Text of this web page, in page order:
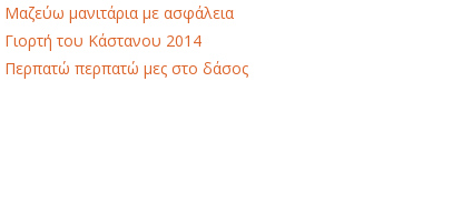
Μαζεύω μανιτάρια με ασφάλεια
Γιορτή του Κάστανου 2014
Περπατώ περπατώ μες στο δάσος